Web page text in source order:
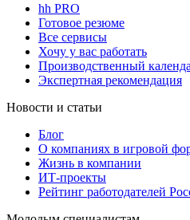
hh PRO
Готовое резюме
Все сервисы
Хочу у вас работать
Производственный
Экспертная рекомендация
Новости и статьи
Блог
О компаниях в игровой
Жизнь в компании
ИТ-проекты
Рейтинг работодателей